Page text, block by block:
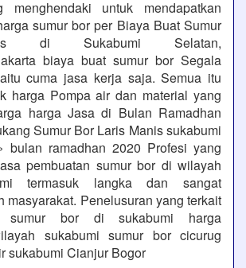
menghendaki untuk mendapatkan
sumur bor per Biaya Buat Sumur
di Sukabumi Selatan,
biaya buat sumur bor Segala
cuma jasa kerja saja. Semua itu
harga Pompa air dan material yang
harga Jasa di Bulan Ramadhan
Sumur Bor Laris Manis sukabumi
bulan ramadhan 2020 Profesi yang
pembuatan sumur bor di wilayah
termasuk langka dan sangat
masyarakat. Penelusuran yang terkait
sumur bor di sukabumi harga
sukabumi sumur bor cicurug
sukabumi Cianjur Bogor